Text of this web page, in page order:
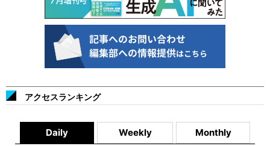
アクセスランキング
Daily Weekly Monthly